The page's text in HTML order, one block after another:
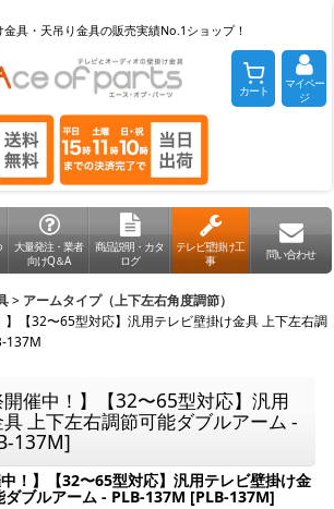
具・天吊り金具の販売実績No.1ショップ！
カート
マイペー
ジ
大量発注・業者
向けQ＆A
商品説明・カタ
ログ
テレビ壁掛け工
事
問い合わせ
> アームタイプ（上下左右角度調節）
】【32〜65型対応】汎用テレビ壁掛け金具 上下左右調
137M
開催中！】【32〜65型対応】汎用
上下左右調節可能ダブルアーム -
137M]
中！】【32〜65型対応】汎用テレビ壁掛け金
ブルアーム - PLB-137M [PLB-137M]